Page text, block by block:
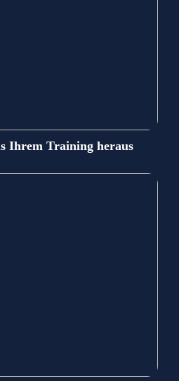
Ihrem Training heraus